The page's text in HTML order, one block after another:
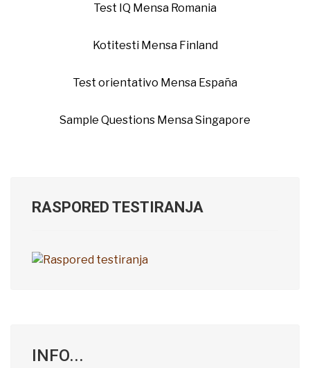
Test IQ Mensa Romania
Kotitesti Mensa Finland
Test orientativo Mensa España
Sample Questions Mensa Singapore
RASPORED TESTIRANJA
INFO...